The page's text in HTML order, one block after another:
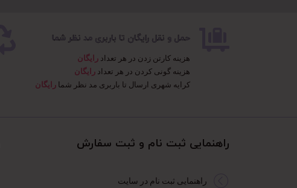
حمل و نقل رایگان تا باربری مد نظر شما
هزینه کارتن زدن در هر تعداد رایگان
هزینه گونی کردن در هر تعداد رایگان
کرایه شهری ارسال تا باربری مد نظر شما رایگان
راهنمایی ثبت نام و ثبت سفارش​
راهنمایی ثبت نام در سایت